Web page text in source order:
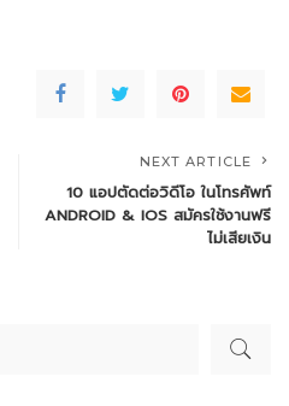
NEXT ARTICLE
10 แอปตัดต่อวิดีโอ ในโทรศัพท์
ANDROID & IOS สมัครใช้งานฟรี
ไม่เสียเงิน